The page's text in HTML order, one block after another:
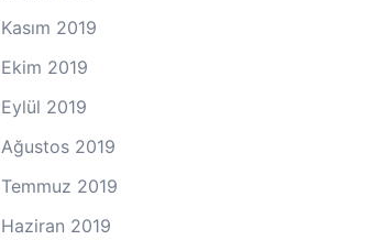
Kasım 2019
Ekim 2019
Eylül 2019
Ağustos 2019
Temmuz 2019
Haziran 2019